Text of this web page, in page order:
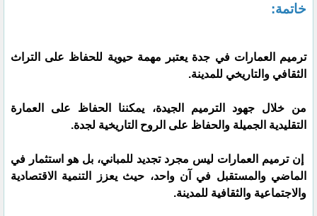
خاتمة:
ترميم العمارات في جدة يعتبر مهمة حيوية للحفاظ على التراث
الثقافي والتاريخي للمدينة.
من خلال جهود الترميم الجيدة، يمكننا الحفاظ على العمارة
التقليدية الجميلة والحفاظ على الروح التاريخية لجدة.
إن ترميم العمارات ليس مجرد تجديد للمباني، بل هو استثمار في
الماضي والمستقبل في آن واحد، حيث يعزز التنمية الاقتصادية
والاجتماعية والثقافية للمدينة.